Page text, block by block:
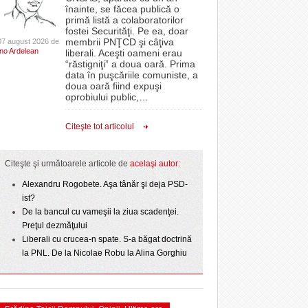
bate
o arată scorul
- 4
Superliga în
derby-urile
ISWinT şi concert Dragoş Moldovan, cinema în
aer liber și activități pentru cei mici- 7 August
2026
Pentru micuţii din Giarmata, miercuri, timp de o
oră, a venit „ploaia”. Apa a fost asigurată de
pompierii voluntari- 6 August 2026
proiectelor derulate de instituție din fonduri
europene/FOTO
ANAF oferă persoanelor fizice posibilitatea să
beneficieze de Declarația Unică 212
precompletată- 25 November 2025
CLIPURI VIDEO
JOCURI ONLINE
DIVERSE
FARMACII DIN
TIMIŞOARA
HARTA TIMIŞOAREI
LICEE, ŞCOLI ŞI
SFATUL MEDICULUI
august 2026 de
Ardelean
înainte, se făcea publică o
primă listă a colaboratorilor
fostei Securităţi. Pe ea, doar
membrii PNŢCD şi câţiva
liberali. Aceşti oameni erau
“răstigniţi” a doua oară. Prima
data în puşcăriile comuniste, a
doua oară fiind expuşi
oprobiului public,
Citeşte tot articolul
Citeşte şi următoarele articole de acelaşi autor:
Alexandru Rogobete. Aşa tânăr şi deja PSD-
ist?
De la bancul cu vameşii la ziua scadenţei.
Preţul dezmăţului
Liberali cu crucea-n spate. S-a băgat doctrină
la PNL. De la Nicolae Robu la Alina Gorghiu